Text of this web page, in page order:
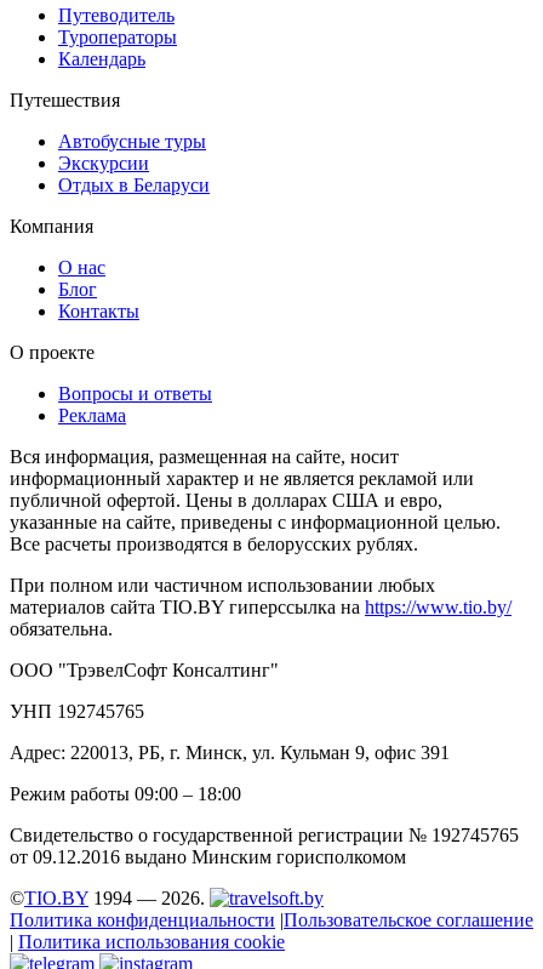
Путеводитель
Туроператоры
Календарь
Путешествия
Автобусные туры
Экскурсии
Отдых в Беларуси
Компания
О нас
Блог
Контакты
О проекте
Вопросы и ответы
Реклама
Вся информация, размещенная на сайте, носит
информационный характер и не является рекламой или
публичной офертой. Цены в долларах США и евро,
указанные на сайте, приведены с информационной целью.
Все расчеты производятся в белорусских рублях.
При полном или частичном использовании любых
материалов сайта TIO.BY гиперссылка на https://www.tio.by/
обязательна.
ООО "ТрэвелСофт Консалтинг"
УНП 192745765
Адрес: 220013, РБ, г. Минск, ул. Кульман 9, офис 391
Режим работы 09:00 – 18:00
Свидетельство о государственной регистрации № 192745765
от 09.12.2016 выдано Минским горисполкомом
©TIO.BY 1994 — 2026.
Политика конфиденциальности |Пользовательское соглашение
| Политика использования cookie